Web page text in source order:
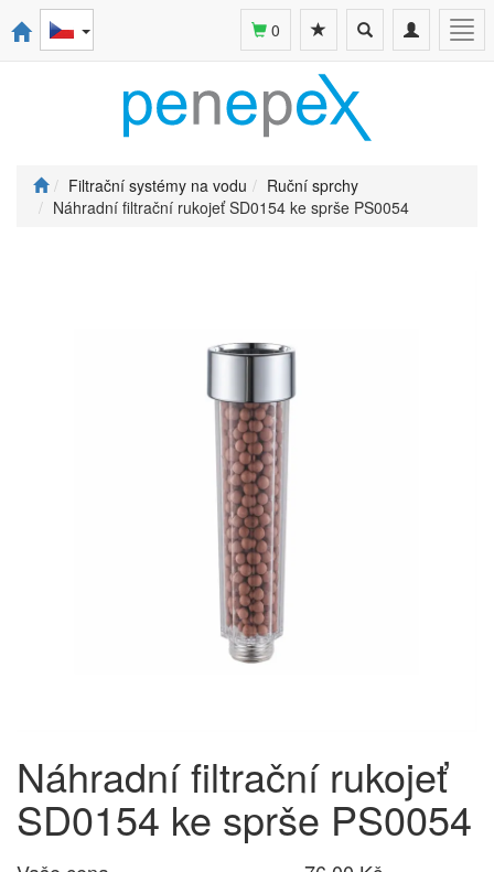
Toggle
navigation
Toggle
search
0
Filtrační systémy na vodu
Ruční sprchy
Náhradní filtrační rukojeť SD0154 ke sprše PS0054
Náhradní filtrační rukojeť
SD0154 ke sprše PS0054